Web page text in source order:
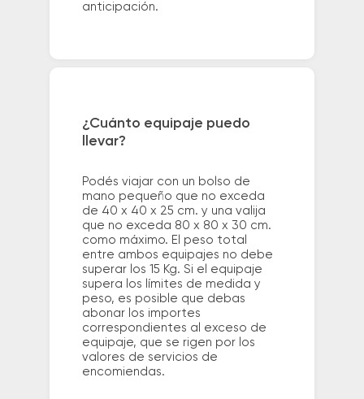
anticipación.
¿Cuánto equipaje puedo
llevar?
Podés viajar con un bolso de
mano pequeño que no exceda
de 40 x 40 x 25 cm. y una valija
que no exceda 80 x 80 x 30 cm.
como máximo. El peso total
entre ambos equipajes no debe
superar los 15 Kg. Si el equipaje
supera los límites de medida y
peso, es posible que debas
abonar los importes
correspondientes al exceso de
equipaje, que se rigen por los
valores de servicios de
encomiendas.